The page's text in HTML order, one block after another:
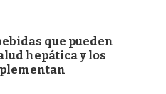
que pueden
hepática y los